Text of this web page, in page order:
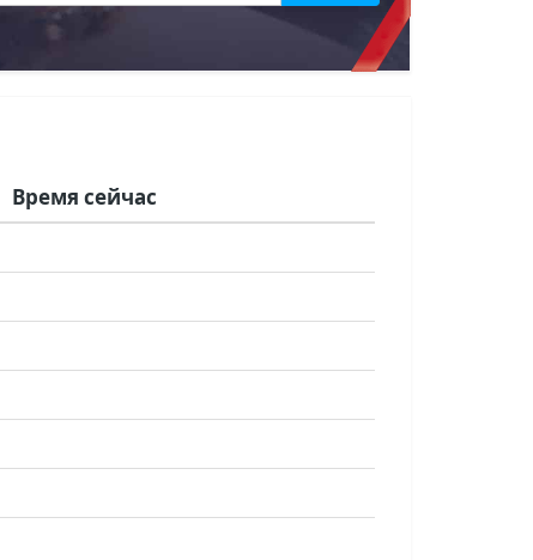
Время сейчас